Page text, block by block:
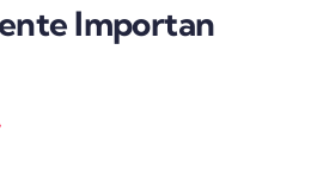
Importan